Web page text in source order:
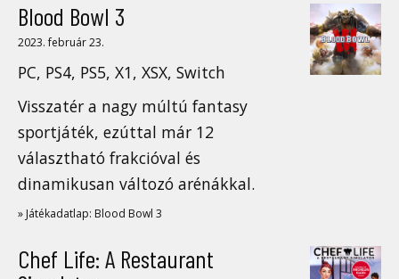
Blood Bowl 3
2023. február 23.
PC, PS4, PS5, X1, XSX, Switch
Visszatér a nagy múltú fantasy
sportjáték, ezúttal már 12
választható frakcióval és
dinamikusan változó arénákkal.
» Játékadatlap: Blood Bowl 3
Chef Life: A Restaurant